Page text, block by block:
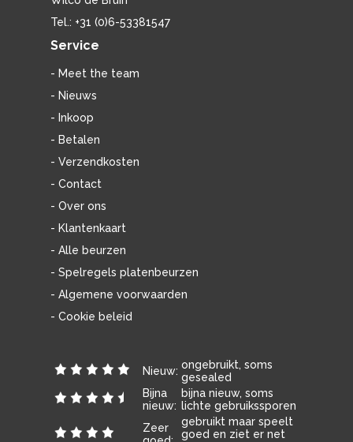
Tel.: +31 (0)6-53381547
Service
- Meet the team
- Nieuws
- Inkoop
- Betalen
- Verzendkosten
- Contact
- Over ons
- Klantenkaart
- Alle beurzen
- Spelregels platenbeurzen
- Algemene voorwaarden
- Cookie beleid
Nieuw: ongebruikt, soms
gesealed
Bijna
nieuw:
bijna nieuw, soms
lichte gebruikssporen
Zeer
gebruikt maar speelt
goed en ziet er net